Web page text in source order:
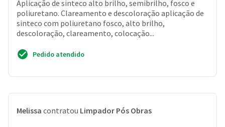
Aplicação de sinteco alto brilho, semibrilho, fosco e
poliuretano. Clareamento e descoloração aplicação de
sinteco com poliuretano fosco, alto brilho,
descoloração, clareamento, colocação...
Pedido atendido
Melissa contratou Limpador Pós Obras